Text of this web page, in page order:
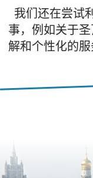
我们还在尝试
事，例如关于
解和个性化的